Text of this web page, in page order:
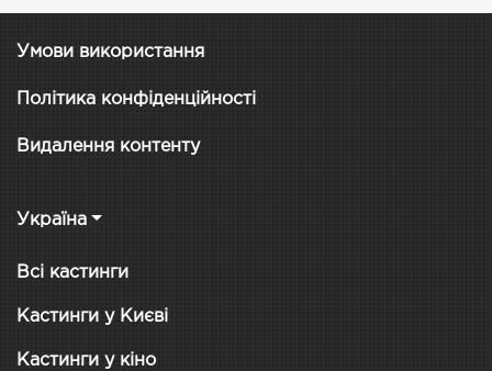
Умови використання
Політика конфіденційності
Видалення контенту
Україна
Всі кастинги
Кастинги у Києві
Кастинги у кіно